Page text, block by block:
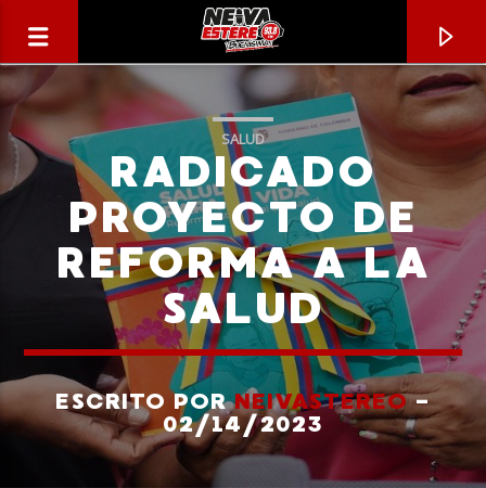
CANCIÓN ACTUAL
TÍTULO
SALUD
RADICADO
PROYECTO DE
REFORMA A LA
SALUD
ESCRITO PORNEIVASTEREO-
02/14/2023